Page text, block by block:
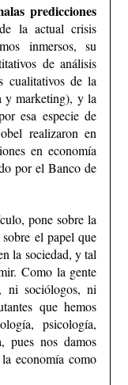
predicciones
la actual crisis
inmersos, su
de análisis
cualitativos de la
y marketing), y la
esa especie de
realizaron en
en economía
por el Banco de
pone sobre la
el papel que
la sociedad, y tal
Como la gente
ni sociólogos, ni
que hemos
psicología,
pues nos damos
economía como